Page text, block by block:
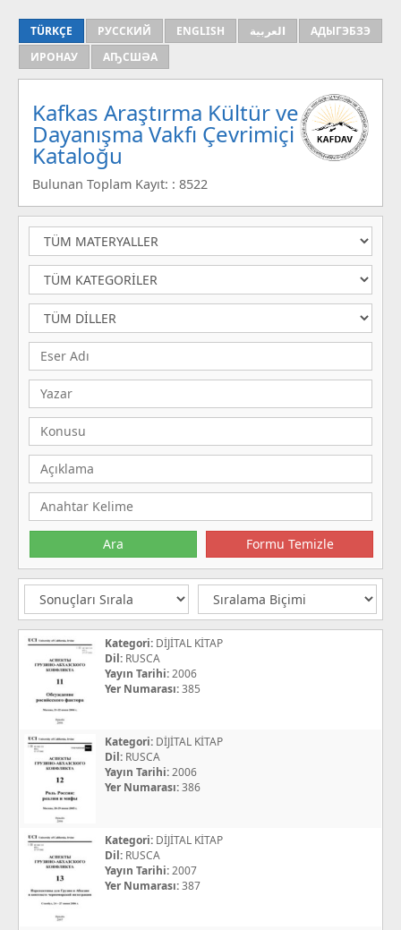
TÜRKÇE РУССКИЙ ENGLISH العربية
АДЫГЭБЗЭ
ИРОНАУ
АҦСШӘА
Kafkas Araştırma Kültür ve
Dayanışma Vakfı Çevrimiçi
Kataloğu
Bulunan Toplam Kayıt: : 8522
Kategori: DİJİTAL KİTAP
Dil: RUSCA
Yayın Tarihi:2006
Yer Numarası:385
Kategori: DİJİTAL KİTAP
Dil: RUSCA
Yayın Tarihi:2006
Yer Numarası:386
Kategori: DİJİTAL KİTAP
Dil: RUSCA
Yayın Tarihi:2007
Yer Numarası:387